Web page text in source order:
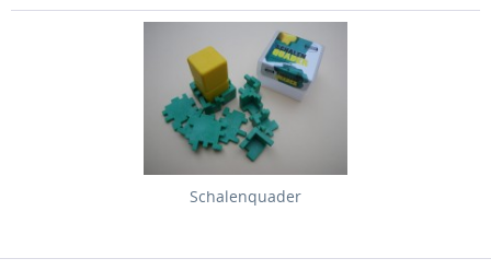
Schalenquader